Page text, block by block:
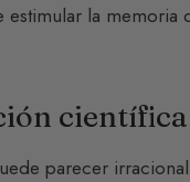
la memoria
científica
parecer